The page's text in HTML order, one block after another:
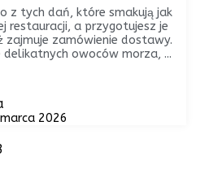
z tych dań, które smakują jak
restauracji, a przygotujesz je
zajmuje zamówienie dostawy.
delikatnych owoców morza, ...
2026